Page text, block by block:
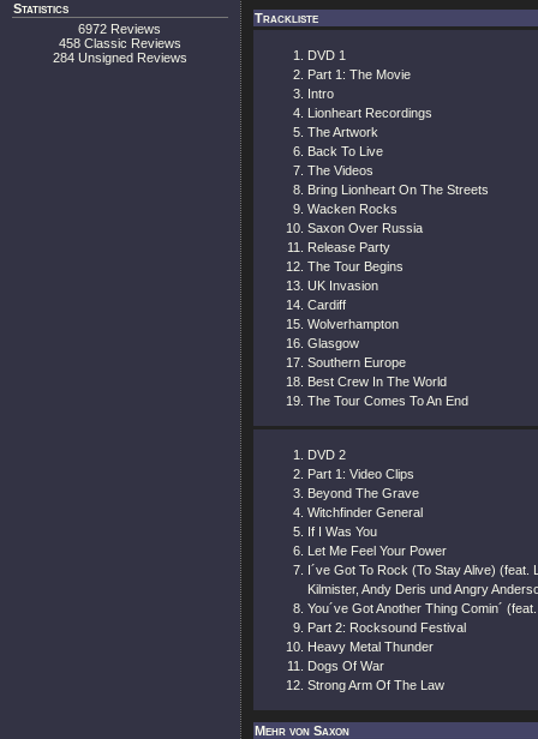
Statistics
6972 Reviews
458 Classic Reviews
284 Unsigned Reviews
Trackliste
DVD 1
Part 1: The Movie
Intro
Lionheart Recordings
The Artwork
Back To Live
The Videos
Bring Lionheart On The Streets
Wacken Rocks
Saxon Over Russia
Release Party
The Tour Begins
UK Invasion
Cardiff
Wolverhampton
Glasgow
Southern Europe
Best Crew In The World
The Tour Comes To An End
DVD 2
Part 1: Video Clips
Beyond The Grave
Witchfinder General
If I Was You
Let Me Feel Your Power
I´ve Got To Rock (To Stay Alive) (feat.
Kilmister, Andy Deris und Angry
You´ve Got Another Thing Comin´
Part 2: Rocksound Festival
Heavy Metal Thunder
Dogs Of War
Strong Arm Of The Law
Mehr von Saxon